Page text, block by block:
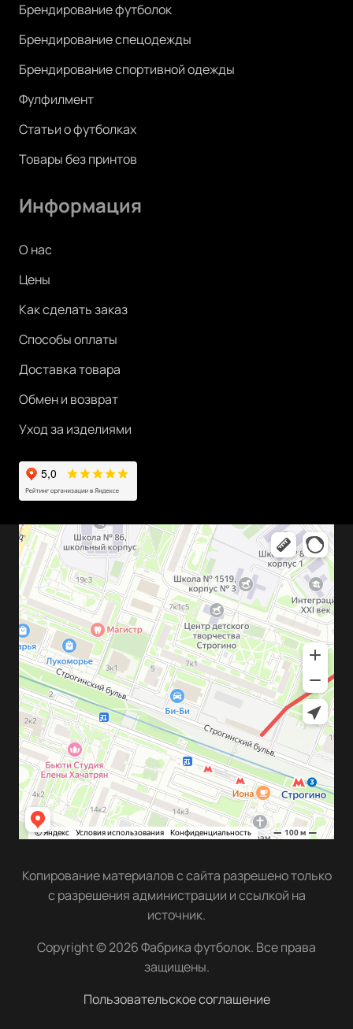
Брендирование футболок
Брендирование спецодежды
Брендирование спортивной одежды
Фулфилмент
Статьи о футболках
Товары без принтов
Информация
О нас
Цены
Как сделать заказ
Способы оплаты
Доставка товара
Обмен и возврат
Уход за изделиями
Копирование материалов с сайта разрешено только
с разрешения администрации и ссылкой на
источник.
Copyright © 2026 Фабрика футболок. Все права
защищены.
Пользовательское соглашение